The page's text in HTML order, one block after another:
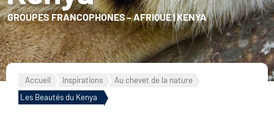
GROUPES FRANCOPHONES–AFRIQUE|KENYA
Accueil Inspirations
Au chevet de la nature
Les Beautés du Kenya